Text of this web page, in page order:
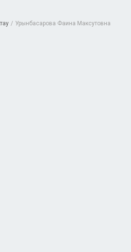
/ Урынбасарова Фаина Максутовна